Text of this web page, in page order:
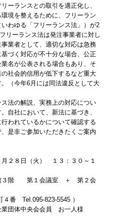
ーランスとの取引を適正化し、
境を整えるために、フリーラン
わゆる「フリーランス法」）が2
リーランス法は発注事業者に対し
業者として、適切な対応は急務
づく対応が不十分な場合、公正
名が公表される場合もあり、そ
社会的信用が低下するなど重大
（今年6月には同法違反として大
法の解説、実務上の対応につい
自社において、新法に基づき、
われているかについて確認する
是非ご参加いただきたくご案内
８日（火） １３：３０～１
第１会議室 ＋ 第２会
823-5545 ）
体中央会会員 お一人様